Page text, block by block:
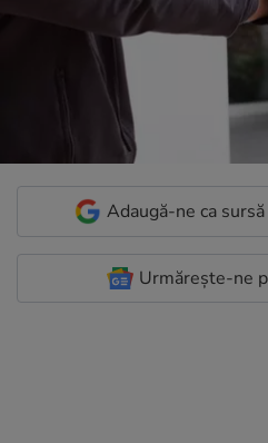
Adaugă-ne ca
Urmărește-ne